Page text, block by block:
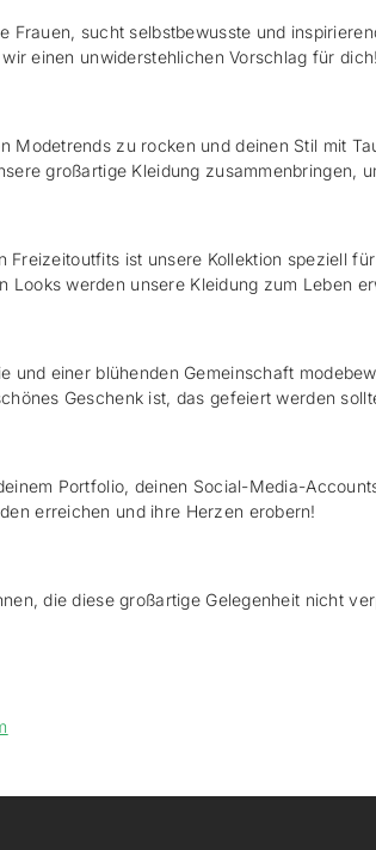
Frauen, sucht selbstbewusste und
einen unwiderstehlichen Vorschlag für dich!
Modetrends zu rocken und deinen Stil mit
großartige Kleidung zusammenbringen,
Freizeitoutfits ist unsere Kollektion speziell
Looks werden unsere Kleidung zum Leben
und einer blühenden Gemeinschaft
Geschenk ist, das gefeiert werden
Portfolio, deinen Social-Media-
erreichen und ihre Herzen erobern!
die diese großartige Gelegenheit nicht